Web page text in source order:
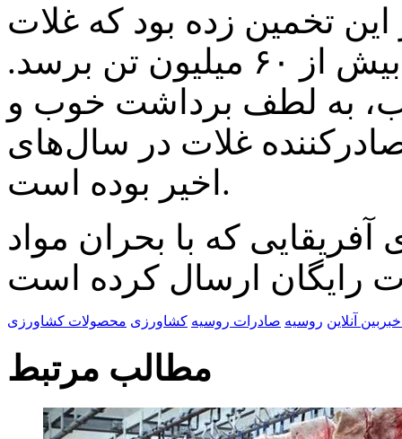
تخمین زده بود که غلات
صادراتی روسیه در این فصل به بیش از ۶۰ میلیون تن برسد.
به لطف برداشت خوب و
غلات در سال‌های
اخیر بوده است.
که با بحران مواد
آنلاین روسیه صادرات روسیه کشاورزی محصولات کشاورزی
مطالب مرتبط